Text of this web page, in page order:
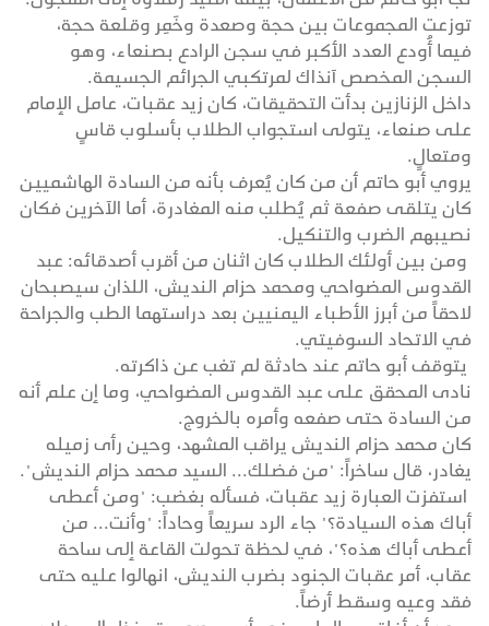
توزعت المجموعات بين حجة وصعدة وخَمِر وقلعة حجة،
فيما أُودع العدد الأكبر في سجن الرادع بصنعاء، وهو
السجن المخصص آنذاك لمرتكبي الجرائم الجسيمة.
داخل الزنازين بدأت التحقيقات، كان زيد عقبات، عامل الإمام
على صنعاء، يتولى استجواب الطلاب بأسلوب قاسٍ
ومتعالٍ.
يروي أبو حاتم أن من كان يُعرف بأنه من السادة الهاشميين
كان يتلقى صفعة ثم يُطلب منه المغادرة، أما الآخرين فكان
نصيبهم الضرب والتنكيل.
ومن بين أولئك الطلاب كان اثنان من أقرب أصدقائه: عبد
القدوس المضواحي ومحمد حزام النديش، اللذان سيصبحان
لاحقاً من أبرز الأطباء اليمنيين بعد دراستهما الطب والجراحة
في الاتحاد السوفيتي.
يتوقف أبو حاتم عند حادثة لم تغب عن ذاكرته.
نادى المحقق على عبد القدوس المضواحي، وما إن علم أنه
من السادة حتى صفعه وأمره بالخروج.
كان محمد حزام النديش يراقب المشهد، وحين رأى زميله
يغادر، قال ساخراً: "من فضلك... السيد محمد حزام النديش".
استفزت العبارة زيد عقبات، فسأله بغضب: "ومن أعطى
أباك هذه السيادة؟" جاء الرد سريعاً وحاداً: "وأنت... من
أعطى أباك هذه؟"، في لحظة تحولت القاعة إلى ساحة
عقاب، أمر عقبات الجنود بضرب النديش، انهالوا عليه حتى
فقد وعيه وسقط أرضاً.